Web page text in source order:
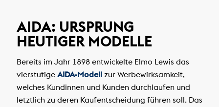
AIDA: URSPRUNG
HEUTIGER MODELLE
Bereits im Jahr 1898 entwickelte Elmo Lewis das
vierstufige AIDA-Modellzur Werbewirksamkeit,
welches Kundinnen und Kunden durchlaufen und
letztlich zu deren Kaufentscheidung führen soll. Das